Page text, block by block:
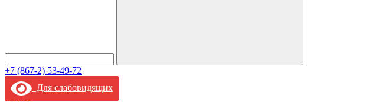
+7 (867-2) 53-49-72
Для слабовидящих